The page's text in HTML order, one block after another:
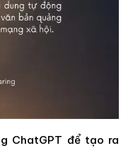
ChatGPT để tạo ra